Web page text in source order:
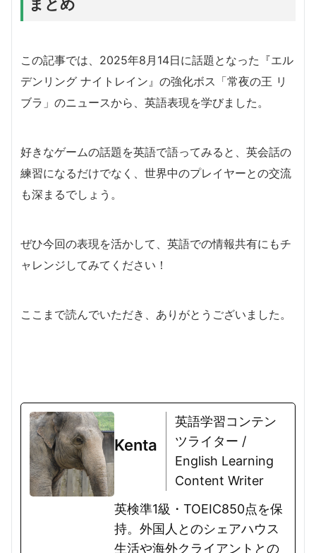
この記事では、2025年8月14日に話題となった『エル
デンリング ナイトレイン』の強化ボス「常夜の王 リ
ブラ」のニュースから、英語表現を学びました。
好きなゲームの話題を英語で語ってみると、英会話の
練習になるだけでなく、世界中のプレイヤーとの交流
も深まるでしょう。
ぜひ今回の表現を活かして、英語での情報共有にもチ
ャレンジしてみてください！
ここまで読んでいただき、ありがとうございました。
Kenta
英語学習コンテン
ツライター /
English Learning
Content Writer
英検準1級・TOEIC850点を保
持。外国人とのシェアハウス
生活や海外クライアントとの